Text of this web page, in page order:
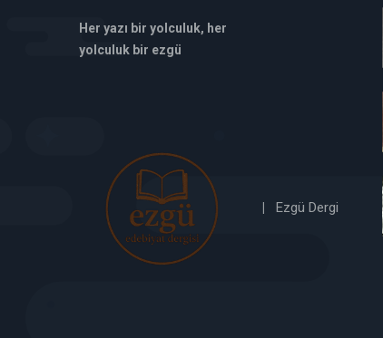
Her yazı bir yolculuk, her
yolculuk bir ezgü
deneme
bonusu
verabet
| Ezgü Dergi